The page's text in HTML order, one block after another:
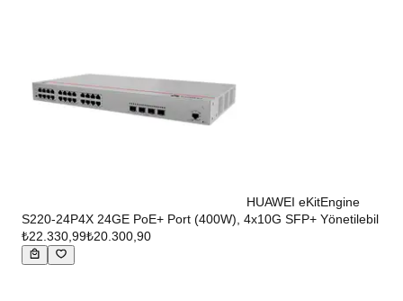
HUAWEI eKitEngine
S220-24P4X 24GE PoE+ Port (400W), 4x10G SFP+ Yönetilebil
₺22.330,99₺20.300,90